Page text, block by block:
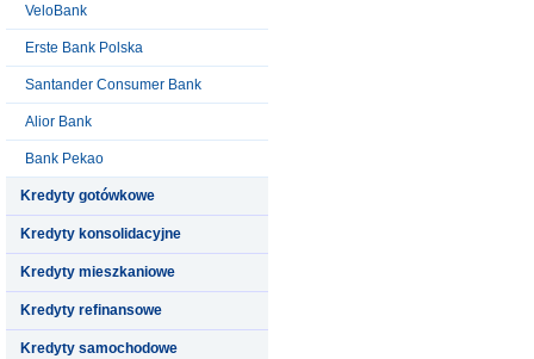
VeloBank
Erste Bank Polska
Santander Consumer Bank
Alior Bank
Bank Pekao
Kredyty gotówkowe
Kredyty konsolidacyjne
Kredyty mieszkaniowe
Kredyty refinansowe
Kredyty samochodowe